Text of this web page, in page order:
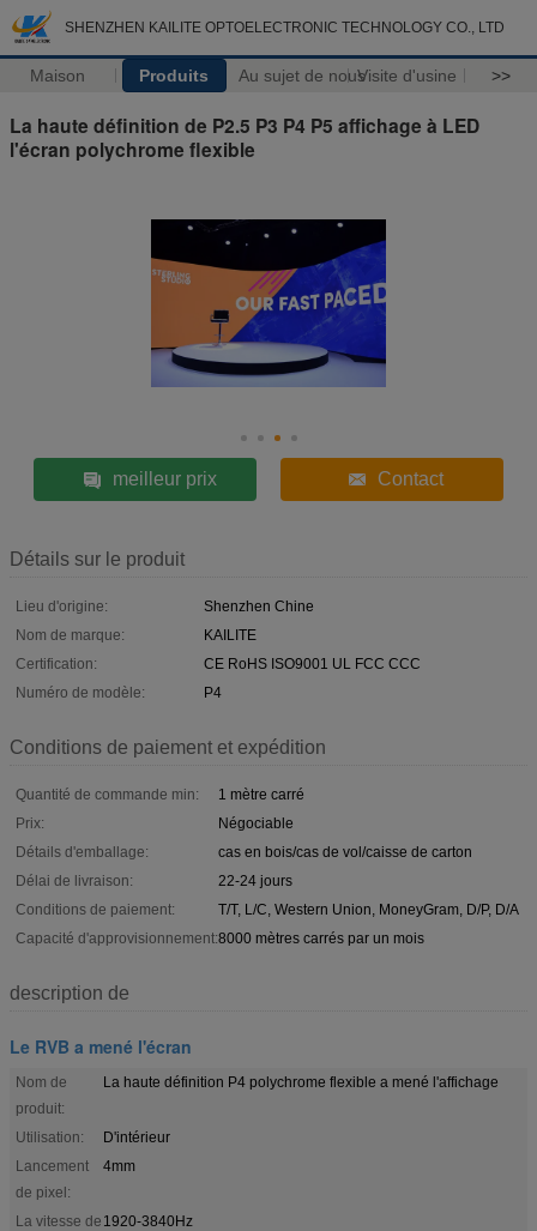
SHENZHEN KAILITE OPTOELECTRONIC TECHNOLOGY CO., LTD
Maison Produits Au sujet de nousVisite d'usine >>
La haute définition de P2.5 P3 P4 P5 affichage à LED
l'écran polychrome flexible
meilleur prix Contact
Détails sur le produit
Lieu d'origine:
Shenzhen Chine
Nom de marque:
KAILITE
Certification:
CE RoHS ISO9001 UL FCC CCC
Numéro de modèle:
P4
Conditions de paiement et expédition
Quantité de commande min:
1 mètre carré
Prix:
Négociable
Détails d'emballage:
cas en bois/cas de vol/caisse de carton
Délai de livraison:
22-24 jours
Conditions de paiement:
T/T, L/C, Western Union, MoneyGram, D/P, D/A
Capacité d'approvisionnement:8000 mètres carrés par un mois
description de
Le RVB a mené l'écran
Nom de
produit:
La haute définition P4 polychrome flexible a mené l'affichage
Utilisation:
D'intérieur
Lancement
de pixel:
4mm
La vitesse de 1920-3840Hz